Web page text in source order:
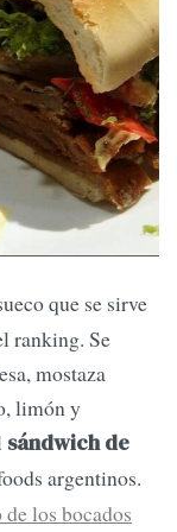
que se sirve
ranking. Se
mostaza
limón y
sándwich de
argentinos.
de los bocados